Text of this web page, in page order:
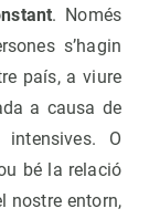
. Només
s’hagin
país, a viure
a causa de
O
bé la relació
nostre entorn,